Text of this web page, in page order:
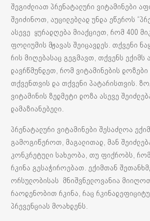
შეგიძლიათ პრენატალური ვიტამინები
შეიძინოთ, აუცილებლად უნდა ეწეროს
ასევე ყურადღება მიაქციეთ, რომ 400
ფოლიუმის მჟავას შეიცავდეს. თქვენი
რის მიღებასაც გეგმავთ, თქვენს ექიმს
დავრწმუნდეთ, რომ ვიტამინების
თქვენთვის და თქვენი პატარისთვის.
ვიტამინის ზედმეტი დოზა ასევე
დამაზიანებელი.
პრენატალური ვიტამინები შესაძლოა
გამოგიწეროთ, მაგალითად, მან
კონკრეტული სახეობა, თუ ფიქრობს,
რკინა გესაჭიროებათ. ექიმთან
ორსულობისას მნიშვნელოვანია
რაოდენობით რკინა, რაც
პრევენციას მოახდენს.